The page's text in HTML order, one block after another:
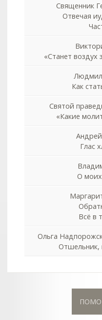
Священник
Отвечая
«Станет воздух
Как
Святой
«Какие
Глас
О
Всё в
Ольга
Отшельник,